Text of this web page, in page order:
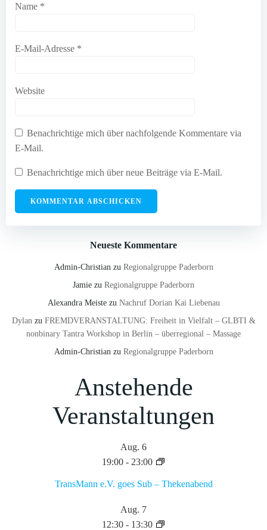
Name *
E-Mail-Adresse *
Website
Benachrichtige mich über nachfolgende Kommentare via
E-Mail.
Benachrichtige mich über neue Beiträge via E-Mail.
Neueste Kommentare
Admin-Christian zu Regionalgruppe Paderborn
Jamie zu Regionalgruppe Paderborn
Alexandra Meistezu Nachruf Dorian Kai Liebenau
Dylan zu FREMDVERANSTALTUNG: Freiheit in Vielfalt – GLBTI &
nonbinary Tantra Workshop in Berlin – überregional – Massage
Admin-Christian zu Regionalgruppe Paderborn
Anstehende
Veranstaltungen
Aug. 6
19:00- 23:00
TransMann e.V. goes Sub – Thekenabend
Aug. 7
12:30- 13:30